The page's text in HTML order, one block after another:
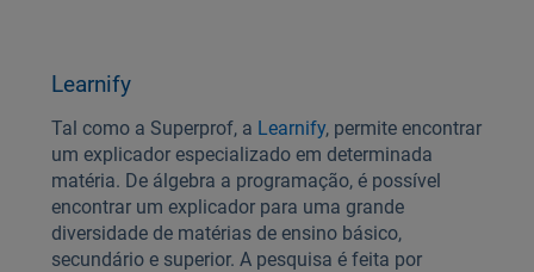
Learnify
Tal como a Superprof, a Learnify, permite encontrar
um explicador especializado em determinada
matéria. De álgebra a programação, é possível
encontrar um explicador para uma grande
diversidade de matérias de ensino básico,
secundário e superior. A pesquisa é feita por